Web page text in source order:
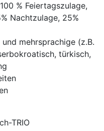
% Feiertagszulage,
Nachtzulage, 25%
mehrsprachige (z.B.
türkisch,
TRIO